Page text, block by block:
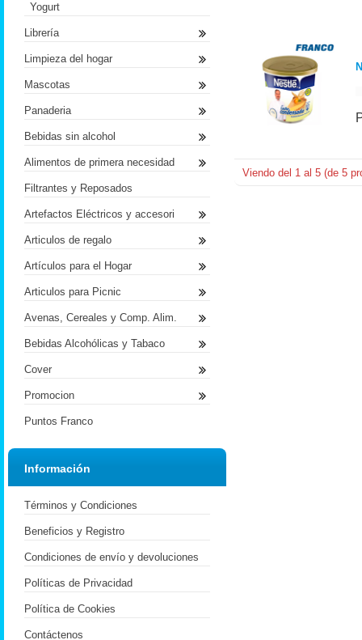
Viendo del 1 al 5 (de 5
Yogurt
Librería
Limpieza del hogar
Mascotas
Panaderia
Bebidas sin alcohol
Alimentos de primera necesidad
Filtrantes y Reposados
Artefactos Eléctricos y accesori
Articulos de regalo
Artículos para el Hogar
Articulos para Picnic
Avenas, Cereales y Comp. Alim.
Bebidas Alcohólicas y Tabaco
Cover
Promocion
Puntos Franco
Información
Términos y Condiciones
Beneficios y Registro
Condiciones de envío y devoluciones
Políticas de Privacidad
Política de Cookies
Contáctenos